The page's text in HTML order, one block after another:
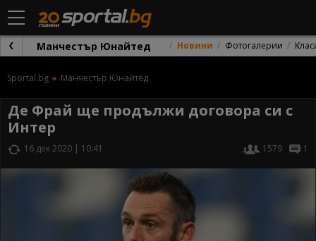
Манчестър Юнайтед Новини Фотогалерии
Sportal.bg Манчестър Юнайтед
Де Фрай ще продължи договора си с
Интер
16 дек 2020 | 10:41 1579 1